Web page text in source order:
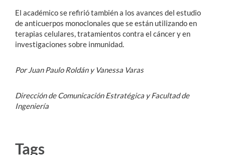
El académico se refirió también a los avances del estudio
de anticuerpos monoclonales que se están utilizando en
terapias celulares, tratamientos contra el cáncer y en
investigaciones sobre inmunidad.
Por Juan Paulo Roldán y Vanessa Varas
Dirección de Comunicación Estratégica y Facultad de
Ingeniería
Tags